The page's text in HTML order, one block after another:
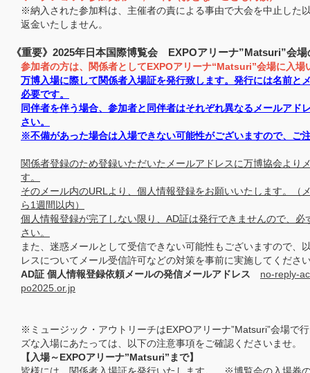
※納入された参加料は、主催者の責による事由で大会を中止した
返金いたしません。
《重要》2025年日本国際博覧会 EXPOアリーナ”Matsuri”会
参加者の方は、関係者としてEXPOアリーナ“Matsuri”会場に入場
万博入場に際して関係者入場証を発行致します。発行には名前と
必要です。
同伴者を伴う場合、参加者と同伴者はそれぞれ異なるメールアド
さい。
※不備があった場合は入場できない可能性がございますので、ご
関係者登録のため登録いただいたメールアドレスに万博協会より
す。
そのメール内のURLより、個人情報登録をお願いいたします。（
ら1週間以内）
個人情報登録が完了しない限り、AD証は発行できませんので、必
さい。
また、迷惑メールとして受信できない可能性もございますので、
レスについてメール受信許可などの対策を事前に実施してくださ
AD証 個人情報登録依頼メールの発信メールアドレス
no-reply-
po2025.or.jp
※ミュージック・アウトリーチはEXPOアリーナ”Matsuri”会場で
ズな入場にあたっては、以下の注意事項をご確認くださいませ。
【入場～EXPOアリーナ”Matsuri”まで】